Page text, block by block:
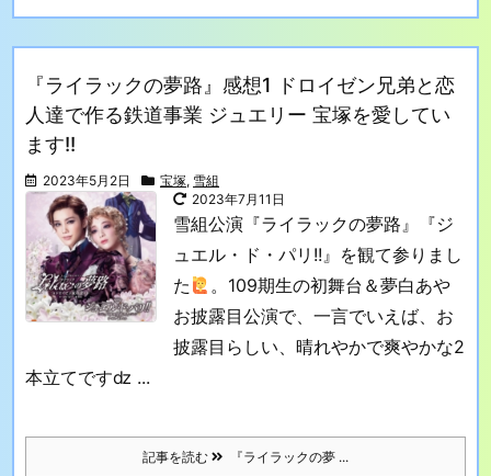
『ライラックの夢路』感想1 ドロイゼン兄弟と恋
人達で作る鉄道事業 ジュエリー 宝塚を愛してい
ます!!
2023年5月2日 宝塚, 雪組
2023年7月11日
雪組公演『ライラックの夢路』『ジ
ュエル・ド・パリ!!』を観て参りまし
た
。 109期生の初舞台＆夢白あや
お披露目公演で、一言でいえば、 お
披露目らしい、晴れやかで爽やかな2
本立てですǳ ...
記事を読む 『ライラックの夢 ...